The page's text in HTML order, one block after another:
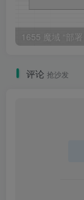
评论 抢沙发